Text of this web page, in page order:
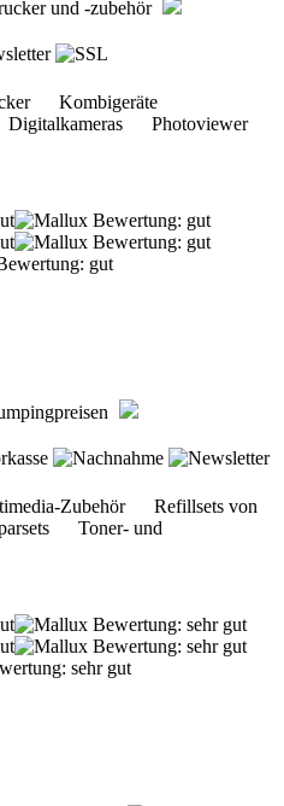
und -zubehör
Kombigeräte
Photoviewer
Zubehör Refillsets von
Toner- und